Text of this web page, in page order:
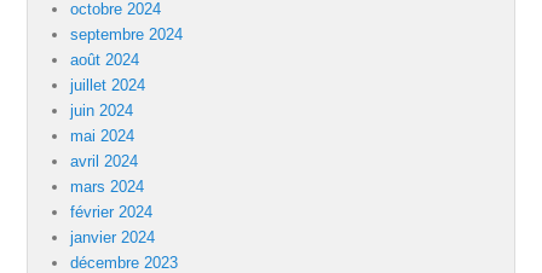
octobre 2024
septembre 2024
août 2024
juillet 2024
juin 2024
mai 2024
avril 2024
mars 2024
février 2024
janvier 2024
décembre 2023